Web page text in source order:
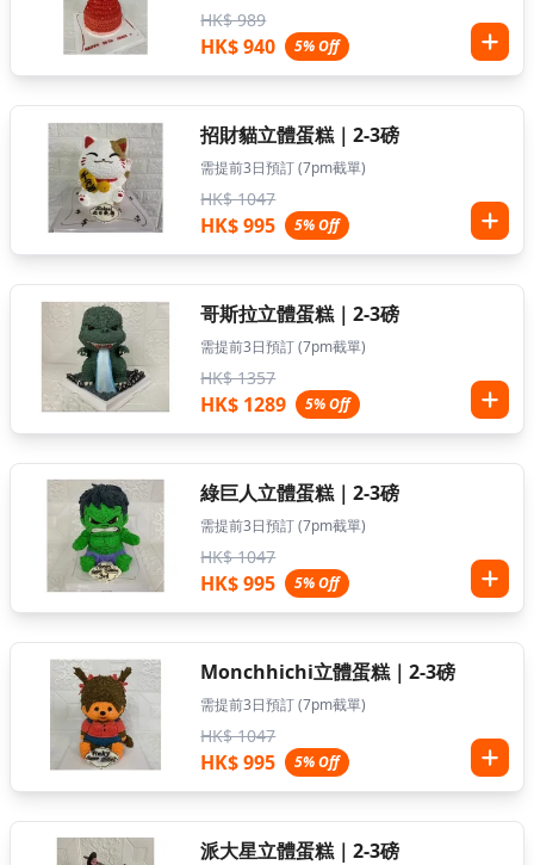
HK$ 989
HK$ 940 5% Off
招財貓立體蛋糕｜2-3磅
需提前3日預訂 (7pm截單)
HK$ 1047
HK$ 995 5% Off
哥斯拉立體蛋糕｜2-3磅
需提前3日預訂 (7pm截單)
HK$ 1357
HK$ 1289 5% Off
綠巨人立體蛋糕｜2-3磅
需提前3日預訂 (7pm截單)
HK$ 1047
HK$ 995 5% Off
Monchhichi立體蛋糕｜2-3磅
需提前3日預訂 (7pm截單)
HK$ 1047
HK$ 995 5% Off
派大星立體蛋糕｜2-3磅